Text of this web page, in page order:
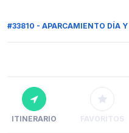
#33810 - APARCAMIENTO DÍA Y
ITINERARIO FAVORITOS